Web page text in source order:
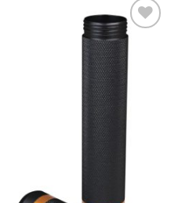
Añadir
lista de
deseos